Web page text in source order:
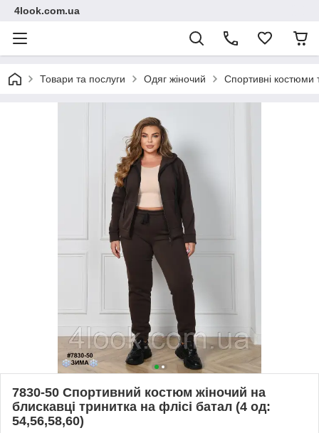
4look.com.ua
Товари та послуги Одяг жіночий Спортивні костюми
7830-50 Спортивний костюм жіночий на
блискавці тринитка на флісі батал (4 од:
54,56,58,60)